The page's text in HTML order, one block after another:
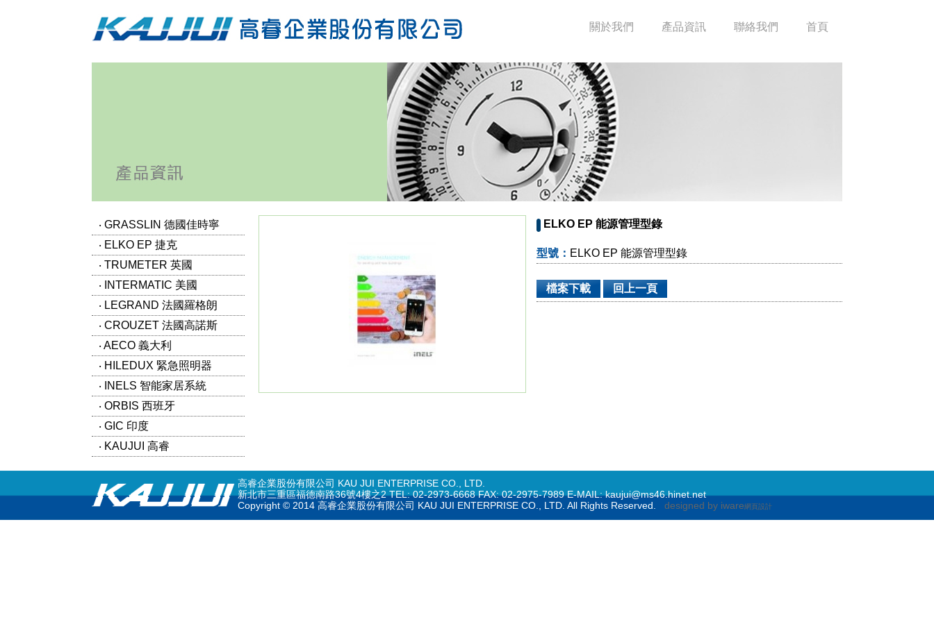
關於我們 產品資訊 聯絡我們 首頁
‧ GRASSLIN 德國佳時寧
‧ ELKO EP 捷克
‧ TRUMETER 英國
‧ INTERMATIC 美國
‧ LEGRAND 法國羅格朗
‧ CROUZET 法國高諾斯
‧ AECO 義大利
‧ HILEDUX 緊急照明器
‧ INELS 智能家居系統
‧ ORBIS 西班牙
‧ GIC 印度
‧ KAUJUI 高睿
ELKO EP 能源管理型錄
型號： ELKO EP 能源管理型錄
高睿企業股份有限公司 KAU JUI ENTERPRISE CO., LTD.
新北市三重區福德南路36號4樓之2 TEL: 02-2973-6668 FAX: 02-2975-7989 E-MAIL: kaujui@ms46.hinet.net
Copyright © 2014 高睿企業股份有限公司 KAU JUI ENTERPRISE CO., LTD. All Rights Reserved. designed by iware網頁設計